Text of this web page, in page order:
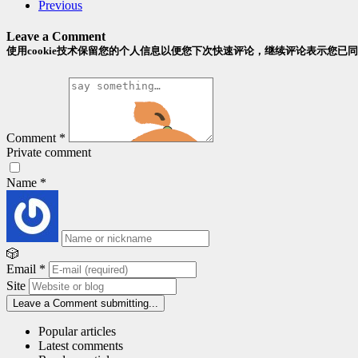
Previous
Leave a Comment
使用cookie技术保留您的个人信息以便您下次快速评论，继续评论表示您已
Comment *
Private comment
Name *
🎲
Email *
Site
Leave a Comment submitting...
Popular articles
Latest comments